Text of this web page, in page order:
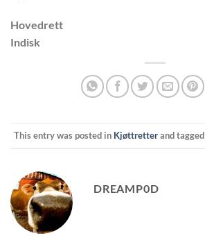
Hovedrett
Indisk
This entry was posted in Kjøttretterand tagged
DREAMP0D